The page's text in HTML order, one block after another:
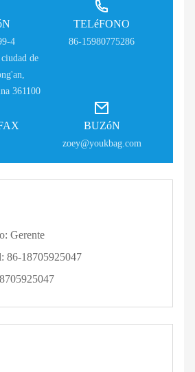
4
de
361100
TELéFONO
86-15980775286
BUZóN
zoey@youkbag.com
Gerente
86-18705925047